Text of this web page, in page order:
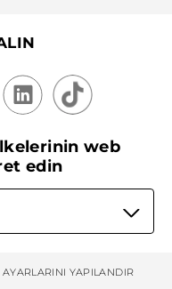
web
edin
AYARLARINI YAPILANDIR